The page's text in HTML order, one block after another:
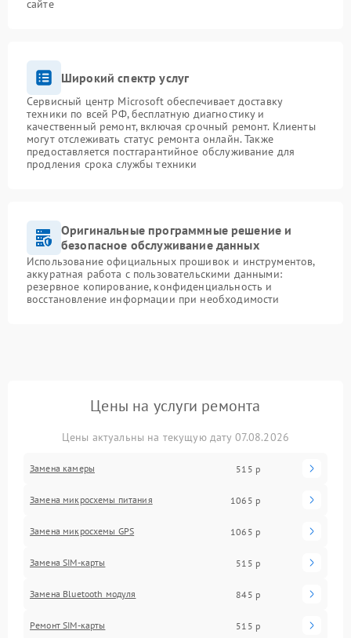
сайте
Широкий спектр услуг
Сервисный центр Microsoft обеспечивает доставку
техники по всей РФ, бесплатную диагностику и
качественный ремонт, включая срочный ремонт. Клиенты
могут отслеживать статус ремонта онлайн. Также
предоставляется постгарантийное обслуживание для
продления срока службы техники
Оригинальные программные решение и
безопасное обслуживание данных
Использование официальных прошивок и инструментов,
аккуратная работа с пользовательскими данными:
резервное копирование, конфиденциальность и
восстановление информации при необходимости
Цены на услуги ремонта
Цены актуальны на текущую дату 07.08.2026
Замена камеры 515 р
Замена микросхемы питания 1065 р
Замена микросхемы GPS 1065 р
Замена SIM-карты 515 р
Замена Bluetooth модуля 845 р
Ремонт SIM-карты 515 р